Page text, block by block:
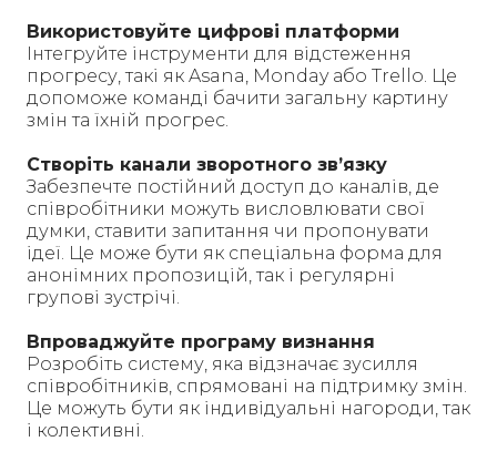
Використовуйте цифрові платформи
Інтегруйте інструменти для відстеження
прогресу, такі як Asana, Monday або Trello. Це
допоможе команді бачити загальну картину
змін та їхній прогрес.
Створіть канали зворотного зв’язку
Забезпечте постійний доступ до каналів, де
співробітники можуть висловлювати свої
думки, ставити запитання чи пропонувати
ідеї. Це може бути як спеціальна форма для
анонімних пропозицій, так і регулярні
групові зустрічі.
Впроваджуйте програму визнання
Розробіть систему, яка відзначає зусилля
співробітників, спрямовані на підтримку змін.
Це можуть бути як індивідуальні нагороди, так
і колективні.